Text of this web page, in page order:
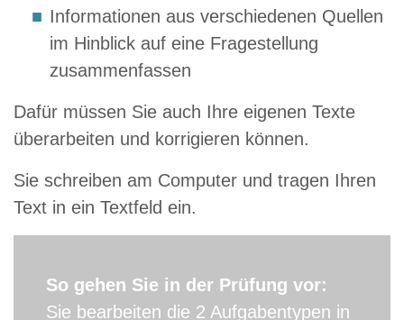
Informationen aus verschiedenen Quellen
im Hinblick auf eine Fragestellung
zusammenfassen
Dafür müssen Sie auch Ihre eigenen Texte
überarbeiten und korrigieren können.
Sie schreiben am Computer und tragen Ihren
Text in ein Textfeld ein.
So gehen Sie in der Prüfung vor:
Sie bearbeiten die 2 Aufgabentypen in